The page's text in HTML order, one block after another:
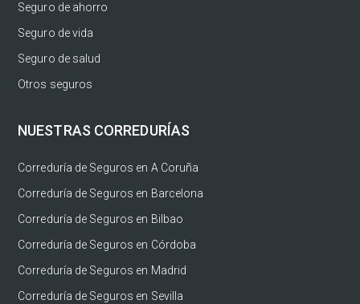
Seguro de ahorro
Seguro de vida
Seguro de salud
Otros seguros
NUESTRAS CORREDURÍAS
Correduría de Seguros en A Coruña
Correduría de Seguros en Barcelona
Correduría de Seguros en Bilbao
Correduría de Seguros en Córdoba
Correduría de Seguros en Madrid
Correduría de Seguros en Sevilla